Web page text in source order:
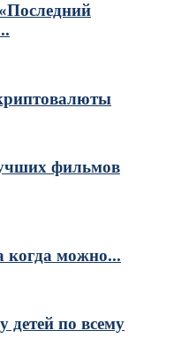
фильмов
когда можно...
детей по всему